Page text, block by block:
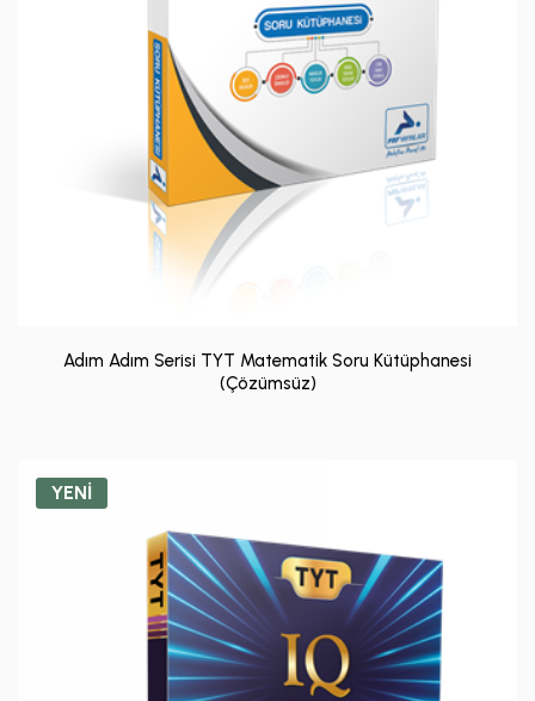
Adım Adım Serisi TYT Matematik Soru Kütüphanesi
(Çözümsüz)
YENİ